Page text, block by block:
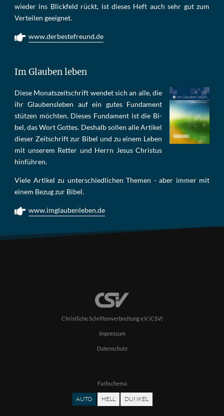
wie­der ins Blick­feld rückt, ist die­ses Heft auch sehr gut zum
Ver­tei­len ge­eig­net.
www.derbestefreund.de
Im Glauben leben
Die­se Mo­nats­zeit­schrift wen­det sich an alle, die
ihr Glau­bens­le­ben auf ein gu­tes Fun­da­ment
stüt­zen möch­ten. Die­ses Fun­da­ment ist die Bi­
bel, das Wort Got­tes. Des­halb sol­len al­le Ar­ti­kel
die­ser Zeit­schrift zur Bi­bel und zu ei­nem Le­ben
mit un­se­rem Ret­ter und Herrn Je­sus Chris­tus
hin­füh­ren.
Viele Artikel zu unterschiedlichen Themen - aber immer mit
einem Bezug zur Bibel.
www.imglaubenleben.de
Christliche Schriftenverbreitung e.V. (CSV)
Impressum
Datenschutz
Farbschema
AUTO HELL DUNKEL